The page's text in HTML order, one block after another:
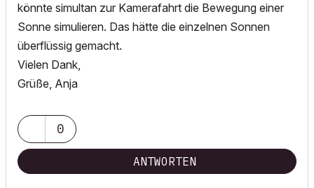
könnte simultan zur Kamerafahrt die Bewegung einer
Sonne simulieren. Das hätte die einzelnen Sonnen
überflüssig gemacht.
Vielen Dank,
Grüße, Anja
0
ANTWORTEN